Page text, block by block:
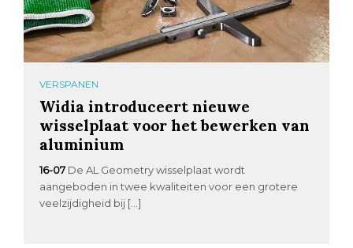
VERSPANEN
Widia introduceert nieuwe
wisselplaat voor het bewerken van
aluminium
16-07 De AL Geometry wisselplaat wordt
aangeboden in twee kwaliteiten voor een grotere
veelzijdigheid bij […]